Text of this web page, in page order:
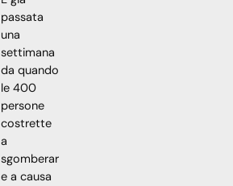
passata
una
settimana
da quando
le 400
persone
costrette
a
sgomberar
e a causa